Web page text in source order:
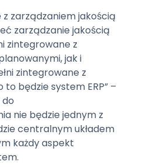
z zarządzaniem jakością
zarządzanie jakością
zintegrowane z
jak i
zintegrowane z
to będzie system ERP” –
nie będzie jednym z
centralnym układem
każdy aspekt